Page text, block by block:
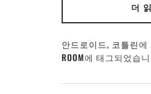
더
안드로이드, 코틀린에
ROOM에 태그되었습